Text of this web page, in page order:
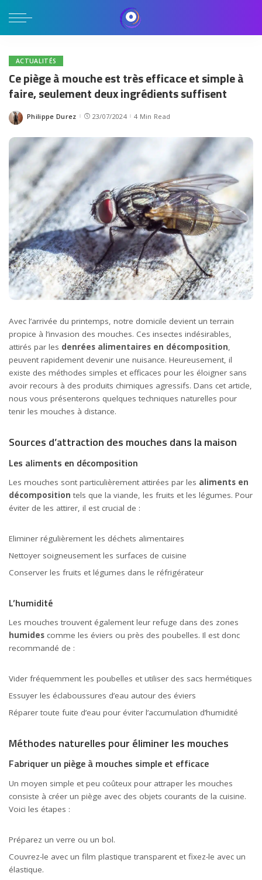
ACTUALITÉS
Ce piège à mouche est très efficace et simple à
faire, seulement deux ingrédients suffisent
Posted
Philippe Durez 23/07/2024 4 Min Read
Avec l’arrivée du printemps, notre domicile devient un terrain
propice à l’invasion des mouches. Ces insectes indésirables,
attirés par les denrées alimentaires en décomposition,
peuvent rapidement devenir une nuisance. Heureusement, il
existe des méthodes simples et efficaces pour les éloigner sans
avoir recours à des produits chimiques agressifs. Dans cet article,
nous vous présenterons quelques techniques naturelles pour
tenir les mouches à distance.
Sources d’attraction des mouches dans la maison
Les aliments en décomposition
Les mouches sont particulièrement attirées par les aliments en
décomposition tels que la viande, les fruits et les légumes. Pour
éviter de les attirer, il est crucial de :
Eliminer régulièrement les déchets alimentaires
Nettoyer soigneusement les surfaces de cuisine
Conserver les fruits et légumes dans le réfrigérateur
L’humidité
Les mouches trouvent également leur refuge dans des zones
humides comme les éviers ou près des poubelles. Il est donc
recommandé de :
Vider fréquemment les poubelles et utiliser des sacs hermétiques
Essuyer les éclaboussures d’eau autour des éviers
Réparer toute fuite d’eau pour éviter l’accumulation d’humidité
Méthodes naturelles pour éliminer les mouches
Fabriquer un piège à mouches simple et efficace
Un moyen simple et peu coûteux pour attraper les mouches
consiste à créer un piège avec des objets courants de la cuisine.
Voici les étapes :
Préparez un verre ou un bol.
Couvrez-le avec un film plastique transparent et fixez-le avec un
élastique.